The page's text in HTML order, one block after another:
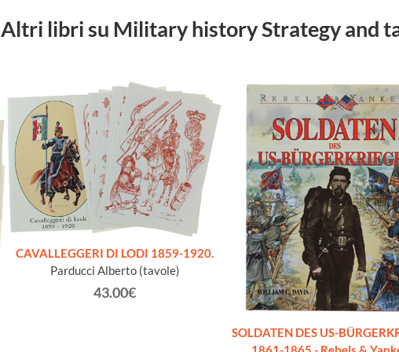
Altri libri su Military history Strategy and
CAVALLEGGERI DI LODI 1859-1920.
Parducci Alberto (tavole)
43.00€
SOLDATEN DES US-